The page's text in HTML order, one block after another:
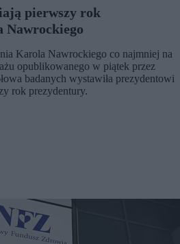
pierwszy rok
Karola Nawrockiego co najmniej na
opublikowanego w piątek przez
badanych wystawiła prezydentowi
rok prezydentury.